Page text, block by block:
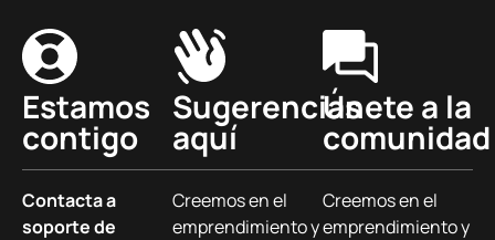
Estamos
contigo
Contacta a
soporte de
Sugerencias
aquí
Creemos en el
emprendimiento y
Únete a la
comunidad
Creemos en el
emprendimiento y